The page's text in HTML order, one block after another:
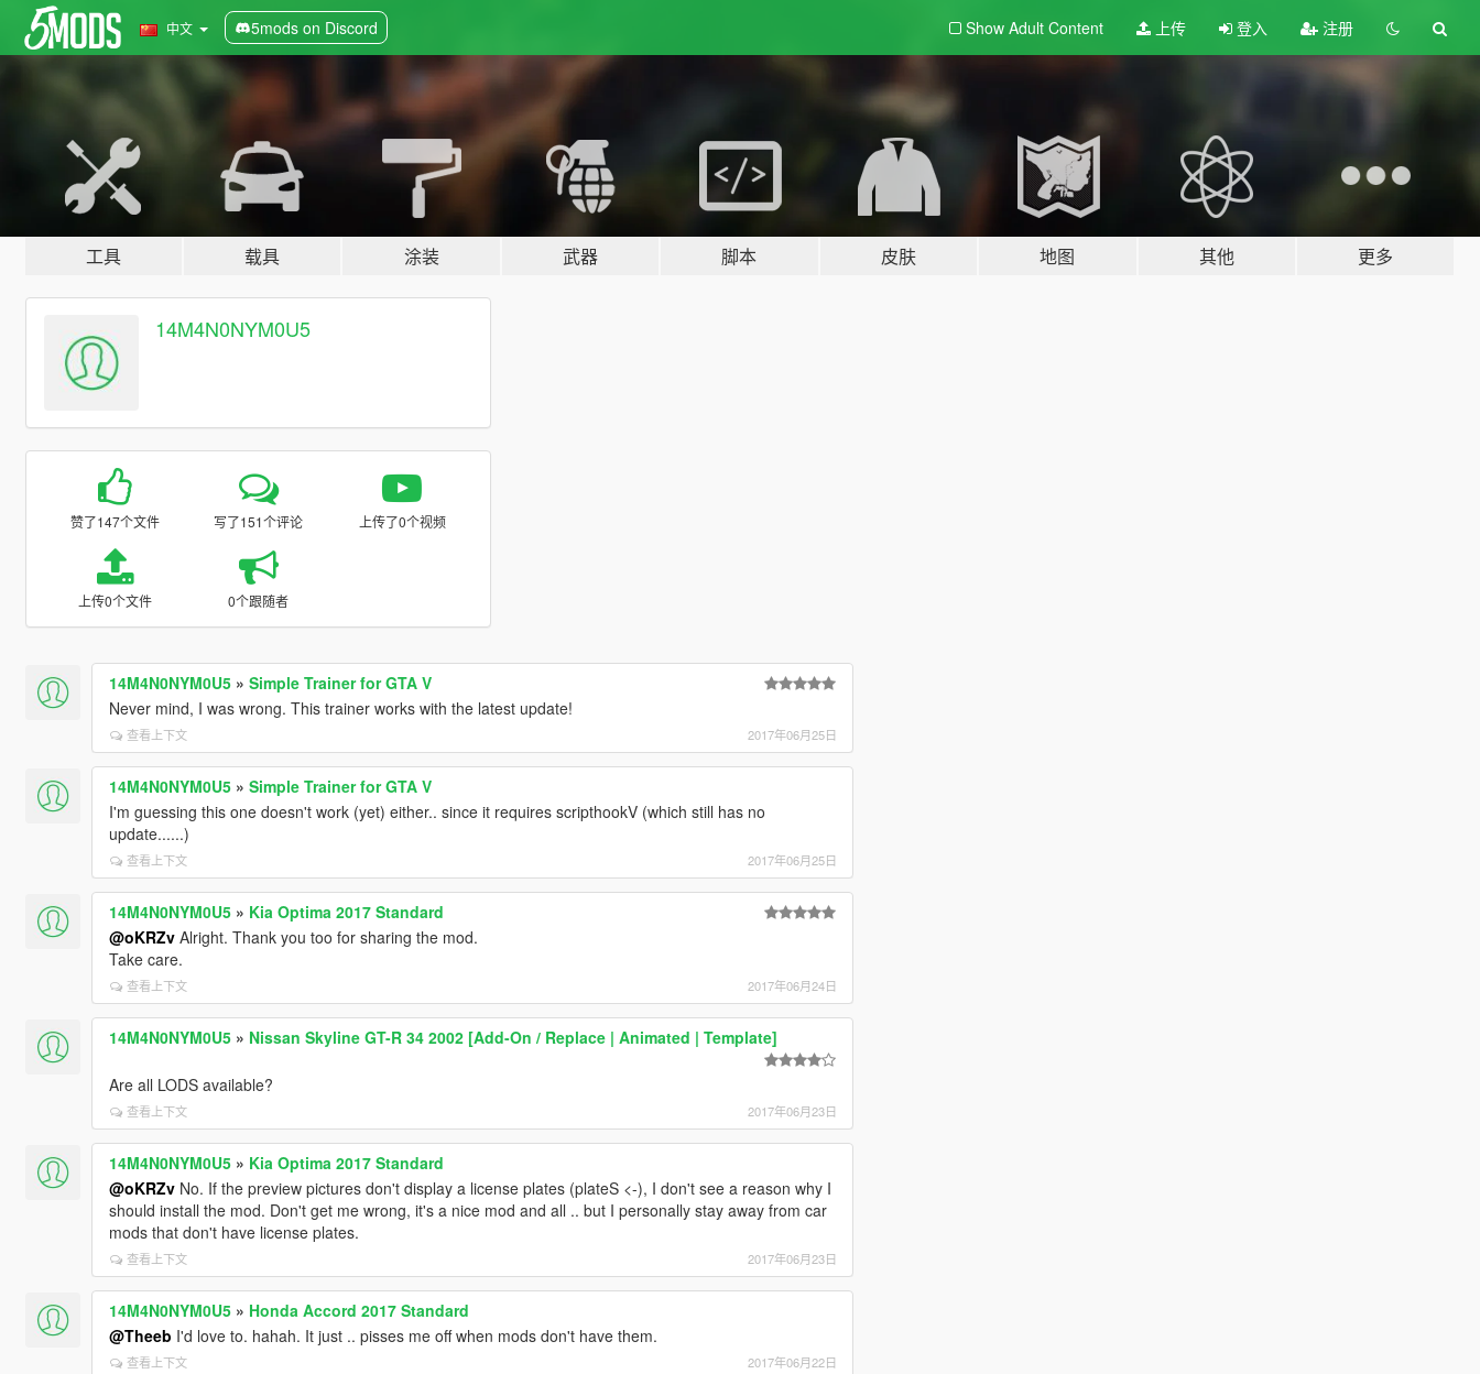
中文 5mods on Discord Show Adult Content 上传 登入 注册
工具 载具 涂装 武器 脚本 皮肤 地图 其他 更多
14M4N0NYM0U5
赞了147个文件 写了151个评论 上传了0个视频
上传0个文件 0个跟随者
14M4N0NYM0U5» Simple Trainer for GTA V
Never mind, I was wrong. This trainer works with the latest update!
查看上下文 2017年06月25日
14M4N0NYM0U5» Simple Trainer for GTA V
I'm guessing this one doesn't work (yet) either.. since it requires scripthookV (which still has no
update......)
查看上下文 2017年06月25日
14M4N0NYM0U5» Kia Optima 2017 Standard
@oKRZvAlright. Thank you too for sharing the mod.
Take care.
查看上下文 2017年06月24日
14M4N0NYM0U5» Nissan Skyline GT-R 34 2002 [Add-On / Replace | Animated | Template]
Are all LODS available?
查看上下文 2017年06月23日
14M4N0NYM0U5» Kia Optima 2017 Standard
@oKRZvNo. If the preview pictures don't display a license plates (plateS <-), I don't see a reason why I
should install the mod. Don't get me wrong, it's a nice mod and all .. but I personally stay away from car
mods that don't have license plates.
查看上下文 2017年06月23日
14M4N0NYM0U5» Honda Accord 2017 Standard
@Theeb I'd love to. hahah. It just .. pisses me off when mods don't have them.
查看上下文 2017年06月22日